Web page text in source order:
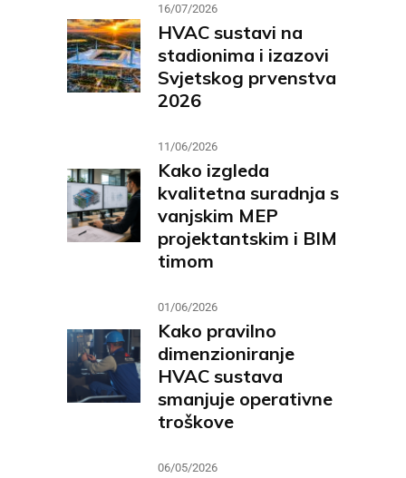
16/07/2026
HVAC sustavi na
stadionima i izazovi
Svjetskog prvenstva
2026
11/06/2026
Kako izgleda
kvalitetna suradnja s
vanjskim MEP
projektantskim i BIM
timom
01/06/2026
Kako pravilno
dimenzioniranje
HVAC sustava
smanjuje operativne
troškove
06/05/2026